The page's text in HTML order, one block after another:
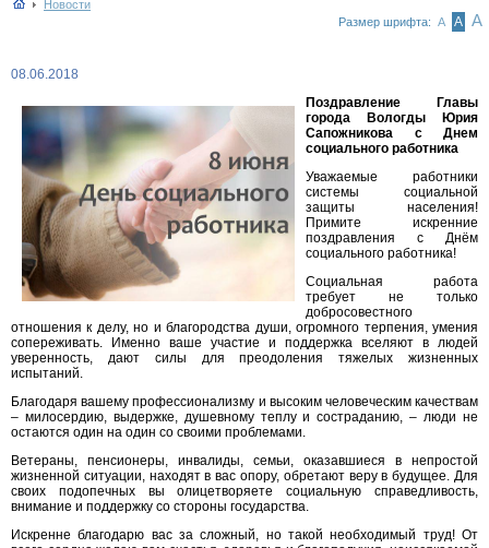
Новости
Размер шрифта: А А А
08.06.2018
Поздравление Главы
города Вологды Юрия
Сапожникова с Днем
социального работника
Уважаемые работники
системы социальной
защиты населения!
Примите искренние
поздравления с Днём
социального работника!
Социальная работа
требует не только
добросовестного
отношения к делу, но и благородства души, огромного терпения, умения
сопереживать. Именно ваше участие и поддержка вселяют в людей
уверенность, дают силы для преодоления тяжелых жизненных
испытаний.
Благодаря вашему профессионализму и высоким человеческим качествам
– милосердию, выдержке, душевному теплу и состраданию, – люди не
остаются один на один со своими проблемами.
Ветераны, пенсионеры, инвалиды, семьи, оказавшиеся в непростой
жизненной ситуации, находят в вас опору, обретают веру в будущее. Для
своих подопечных вы олицетворяете социальную справедливость,
внимание и поддержку со стороны государства.
Искренне благодарю вас за сложный, но такой необходимый труд! От